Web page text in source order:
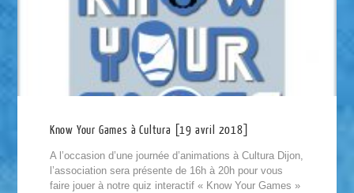
Know Your Games à Cultura [19 avril 2018]
A l’occasion d’une journée d’animations à Cultura Dijon,
l’association sera présente de 16h à 20h pour vous
faire jouer à notre quiz interactif « Know Your Games »